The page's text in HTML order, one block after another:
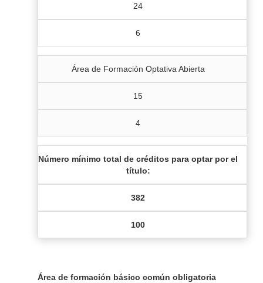
24
6
Área de Formación Optativa Abierta
15
4
Número mínimo total de créditos para optar por el
título:
382
100
Área de formación básico común obligatoria